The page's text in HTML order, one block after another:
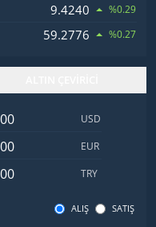
9.4240 %0.29
59.2776 %0.27
Dolar değeri USD
Euro değeri EUR
Türk Lirası değeri
TRY
ALIŞ SATIŞ